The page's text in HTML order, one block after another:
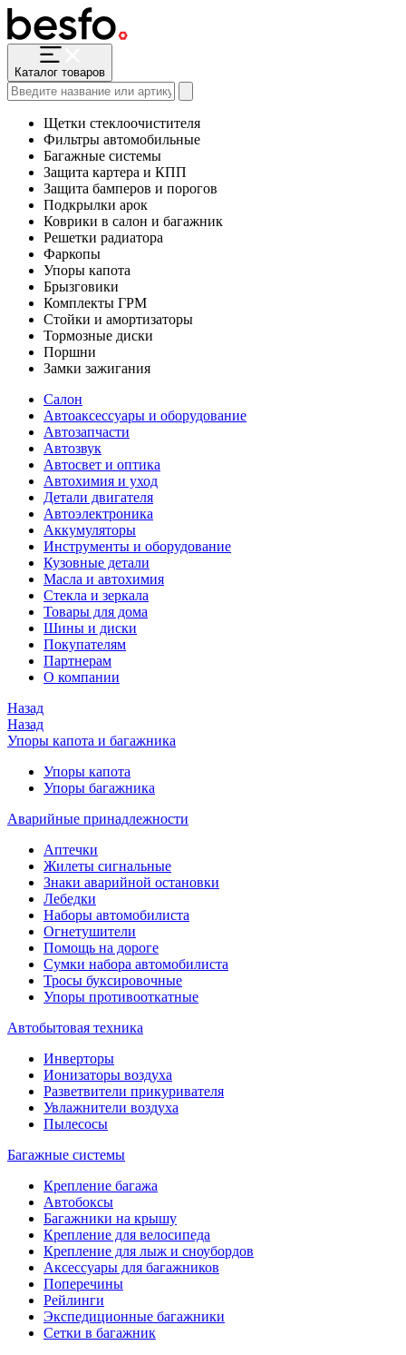
Каталог товаров
Щетки стеклоочистителя
Фильтры автомобильные
Багажные системы
Защита картера и КПП
Защита бамперов и порогов
Подкрылки арок
Коврики в салон и багажник
Решетки радиатора
Фаркопы
Упоры капота
Брызговики
Комплекты ГРМ
Стойки и амортизаторы
Тормозные диски
Поршни
Замки зажигания
Салон
Автоаксессуары и оборудование
Автозапчасти
Автозвук
Автосвет и оптика
Автохимия и уход
Детали двигателя
Автоэлектроника
Аккумуляторы
Инструменты и оборудование
Кузовные детали
Масла и автохимия
Стекла и зеркала
Товары для дома
Шины и диски
Покупателям
Партнерам
О компании
Назад
Назад
Упоры капота и багажника
Упоры капота
Упоры багажника
Аварийные принадлежности
Аптечки
Жилеты сигнальные
Знаки аварийной остановки
Лебедки
Наборы автомобилиста
Огнетушители
Помощь на дороге
Сумки набора автомобилиста
Тросы буксировочные
Упоры противооткатные
Автобытовая техника
Инверторы
Ионизаторы воздуха
Разветвители прикуривателя
Увлажнители воздуха
Пылесосы
Багажные системы
Крепление багажа
Автобоксы
Багажники на крышу
Крепление для велосипеда
Крепление для лыж и сноубордов
Аксессуары для багажников
Поперечины
Рейлинги
Экспедиционные багажники
Сетки в багажник